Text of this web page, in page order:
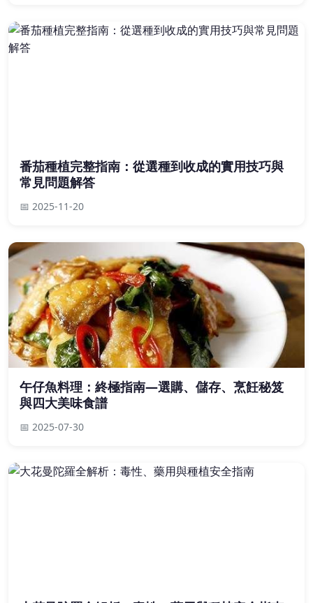
番茄種植完整指南：從選種到收成的實用技巧與
常見問題解答
📅 2025-11-20
午仔魚料理：終極指南—選購、儲存、烹飪秘笈
與四大美味食譜
📅 2025-07-30